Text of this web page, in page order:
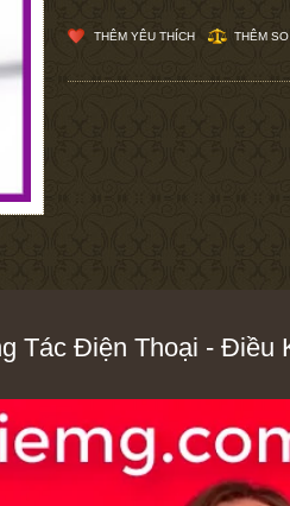
THÊM YÊU THÍCH THÊM
Điện Thoại - Điều